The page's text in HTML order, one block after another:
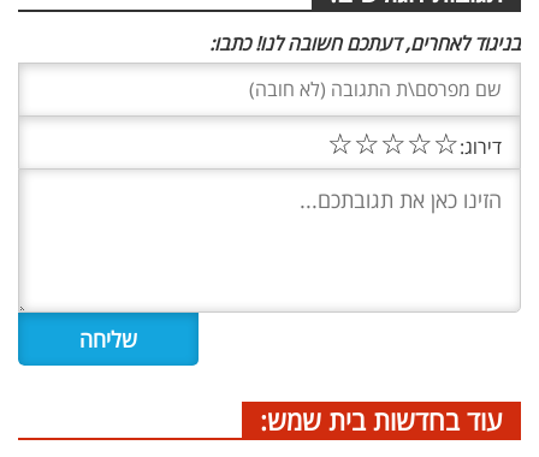
בניגוד לאחרים, דעתכם חשובה לנו! כתבו:
דירוג:☆
☆
☆
☆
☆
עוד בחדשות בית שמש: